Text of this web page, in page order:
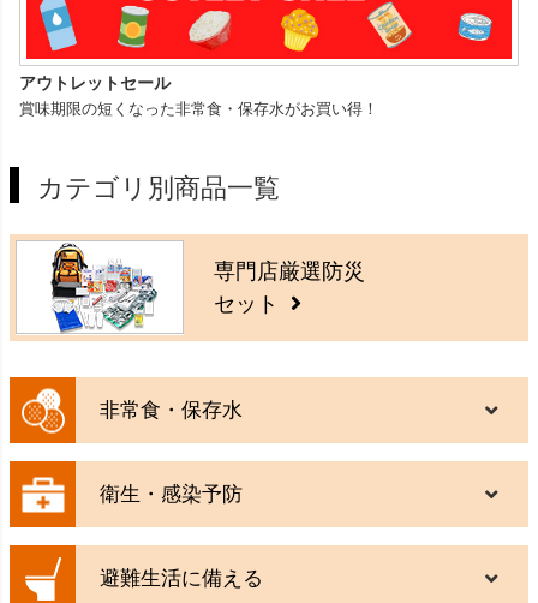
アウトレットセール
賞味期限の短くなった非常食・保存水がお買い得！
カテゴリ別商品一覧
専門店厳選防災
セット
非常食・保存水
衛生・感染予防
避難生活に備える